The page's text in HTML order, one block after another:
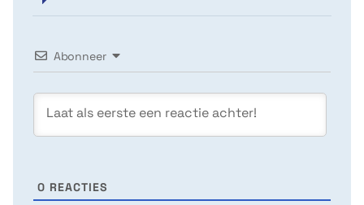
Abonneer
0 REACTIES